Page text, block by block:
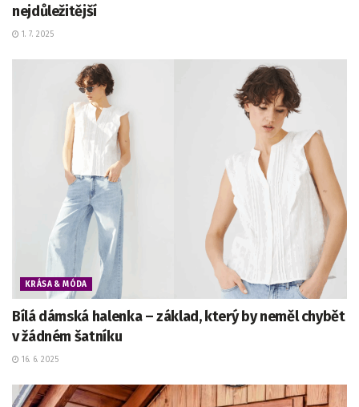
nejdůležitější
1. 7. 2025
KRÁSA & MÓDA
Bílá dámská halenka – základ, který by neměl chybět
v žádném šatníku
16. 6. 2025